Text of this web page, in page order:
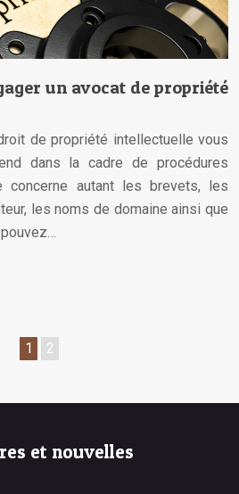
un avocat de propriété
de propriété intellectuelle vous
dans la cadre de procédures
concerne autant les brevets, les
les noms de domaine ainsi que
1 2
et nouvelles